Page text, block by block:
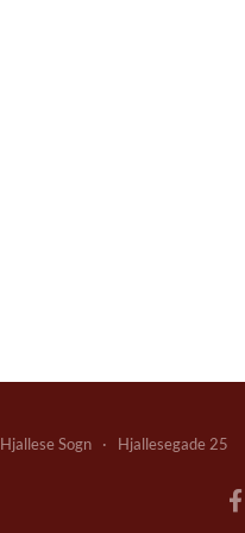
Sogn · Hjallesegade 25